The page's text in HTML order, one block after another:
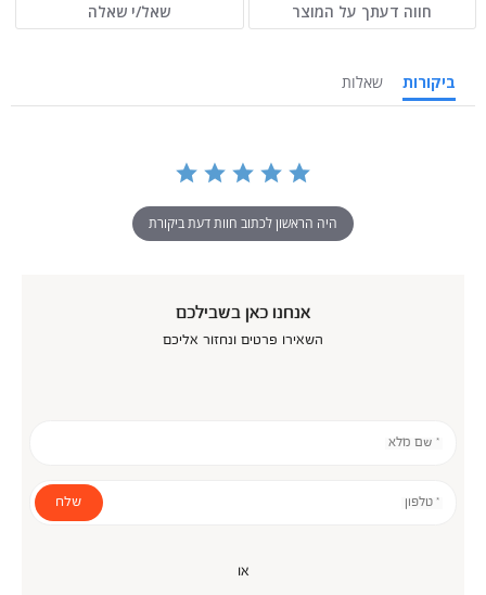
חווה דעתך על המוצר שאל/י שאלה
ביקורות שאלות
היה הראשון לכתוב חוות דעת ביקורת
אנחנו כאן בשבילכם
השאירו פרטים ונחזור אליכם
* שם מלא
* טלפון שלח
או